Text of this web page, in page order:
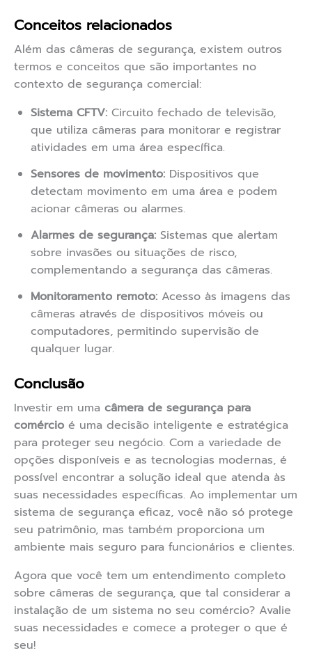
Conceitos relacionados
Além das câmeras de segurança, existem outros
termos e conceitos que são importantes no
contexto de segurança comercial:
Sistema CFTV: Circuito fechado de televisão,
que utiliza câmeras para monitorar e registrar
atividades em uma área específica.
Sensores de movimento: Dispositivos que
detectam movimento em uma área e podem
acionar câmeras ou alarmes.
Alarmes de segurança: Sistemas que alertam
sobre invasões ou situações de risco,
complementando a segurança das câmeras.
Monitoramento remoto: Acesso às imagens das
câmeras através de dispositivos móveis ou
computadores, permitindo supervisão de
qualquer lugar.
Conclusão
Investir em uma câmera de segurança para
comércio é uma decisão inteligente e estratégica
para proteger seu negócio. Com a variedade de
opções disponíveis e as tecnologias modernas, é
possível encontrar a solução ideal que atenda às
suas necessidades específicas. Ao implementar um
sistema de segurança eficaz, você não só protege
seu patrimônio, mas também proporciona um
ambiente mais seguro para funcionários e clientes.
Agora que você tem um entendimento completo
sobre câmeras de segurança, que tal considerar a
instalação de um sistema no seu comércio? Avalie
suas necessidades e comece a proteger o que é
seu!